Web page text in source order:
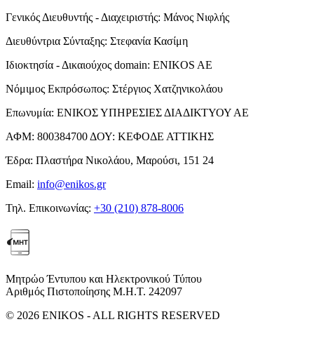
Γενικός Διευθυντής - Διαχειριστής: Μάνος Νιφλής
Διευθύντρια Σύνταξης: Στεφανία Κασίμη
Ιδιοκτησία - Δικαιούχος domain: ENIKOS AE
Νόμιμος Εκπρόσωπος: Στέργιος Χατζηνικολάου
Επωνυμία: ΕΝΙΚΟΣ ΥΠΗΡΕΣΙΕΣ ΔΙΑΔΙΚΤΥΟΥ ΑΕ
ΑΦΜ: 800384700 ΔΟΥ: ΚΕΦΟΔΕ ΑΤΤΙΚΗΣ
Έδρα: Πλαστήρα Νικολάου, Μαρούσι, 151 24
Email: info@enikos.gr
Τηλ. Επικοινωνίας: +30 (210) 878-8006
Μητρώο Έντυπου και Ηλεκτρονικού Τύπου
Αριθμός Πιστοποίησης Μ.Η.Τ. 242097
© 2026 ENIKOS - ALL RIGHTS RESERVED